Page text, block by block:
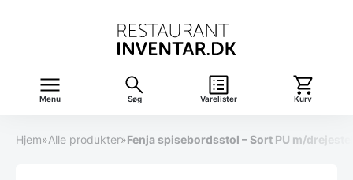
Menu Søg Varelister Kurv
Hjem»Alle produkter»Fenja spisebordsstol – Sort PU m/drejestel